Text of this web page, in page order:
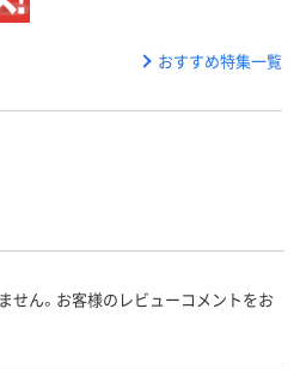
おすすめ特集一覧
せん。お客様のレビューコメントをお